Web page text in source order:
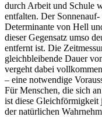
durch Arbeit und Schule
entfalten. Der
Determinante von Hell
dieser Gegensatz umso
entfernt ist. Die
gleichbleibende Dauer
vergeht dabei
– eine notwendige
Für Menschen, die sich
ist diese Gleichförmigkeit
der natürlichen